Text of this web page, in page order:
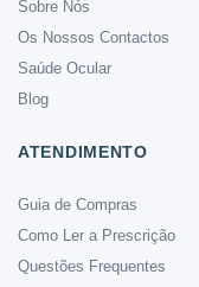
Sobre Nós
Os Nossos Contactos
Saúde Ocular
Blog
ATENDIMENTO
Guia de Compras
Como Ler a Prescrição
Questões Frequentes